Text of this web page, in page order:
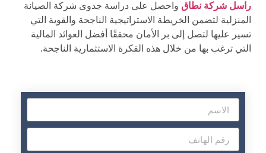
راسل شركة نطاق واحصل على دراسة جدوى شركة الصيانة
المنزلية لتضمن الخريطة الاستراتيجية الناجحة والقوية التي
تسير عليها لتصل إلى بر الأمان محققًا أفضل العوائد المالية
التي ترغب بها من خلال هذه الفكرة الاستثمارية الناجحة.